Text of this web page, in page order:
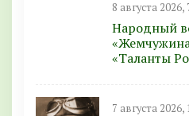
8 августа 2026,
Народный
«Таланты
7 августа 2026,